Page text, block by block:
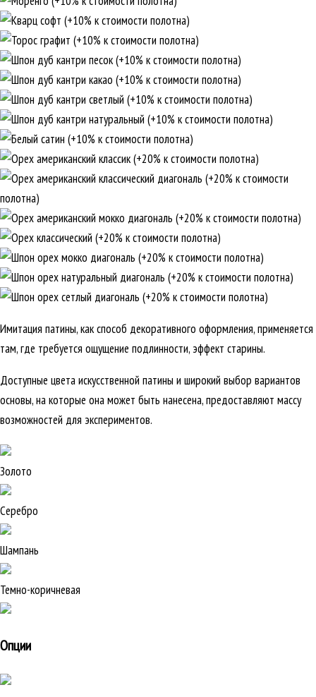
Имитация патины, как способ декоративного оформления, применяется
там, где требуется ощущение подлинности, эффект старины.
Доступные цвета искусственной патины и широкий выбор вариантов
основы, на которые она может быть нанесена, предоставляют массу
возможностей для экспериментов.
Золото
Серебро
Шампань
Темно-коричневая
Опции